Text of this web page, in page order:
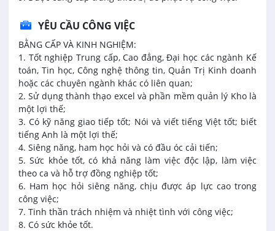
YÊU CẦU CÔNG VIỆC
BẰNG CẤP VÀ KINH NGHIỆM:
1. Tốt nghiệp Trung cấp, Cao đẳng, Đại học các ngành Kế
toán, Tin học, Công nghệ thông tin, Quản Trị Kinh doanh
hoặc các chuyên ngành khác có liên quan;
2. Sử dụng thành thạo excel và phần mềm quản lý Kho là
một lợi thế;
3. Có kỹ năng giao tiếp tốt; Nói và viết tiếng Việt tốt; biết
tiếng Anh là một lợi thế;
4. Siêng năng, ham học hỏi và có đầu óc cải tiến;
5. Sức khỏe tốt, có khả năng làm việc độc lập, làm việc
theo ca và hỗ trợ đồng nghiệp tốt;
6. Ham học hỏi siêng năng, chịu được áp lực cao trong
công việc;
7. Tinh thần trách nhiệm và nhiệt tình với công việc;
8. Có sức khỏe tốt.